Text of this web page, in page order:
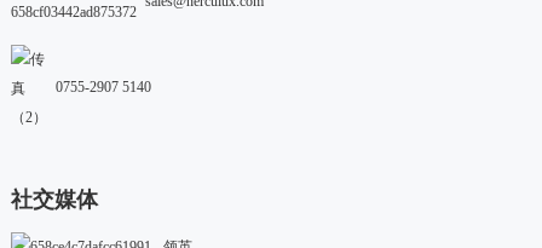
0755-2907 5140
社交媒体